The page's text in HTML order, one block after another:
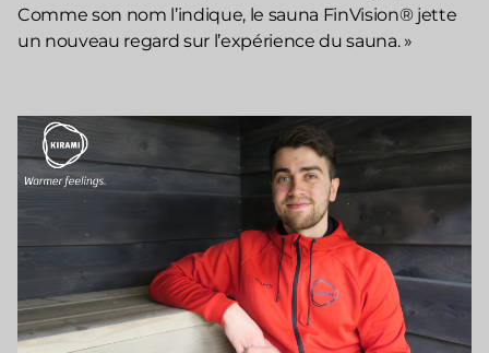
Comme son nom l’indique, le sauna FinVision® jette
un nouveau regard sur l’expérience du sauna. »